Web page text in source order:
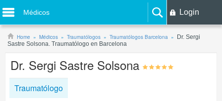
Médicos Login
Home Médicos Traumatólogos Traumatólogos Barcelona
Dr. Sergi
Sastre Solsona. Traumatólogo en Barcelona
Dr. Sergi Sastre Solsona
Traumatólogo